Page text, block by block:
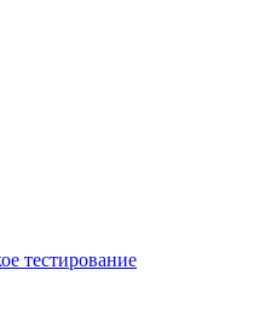
тестирование